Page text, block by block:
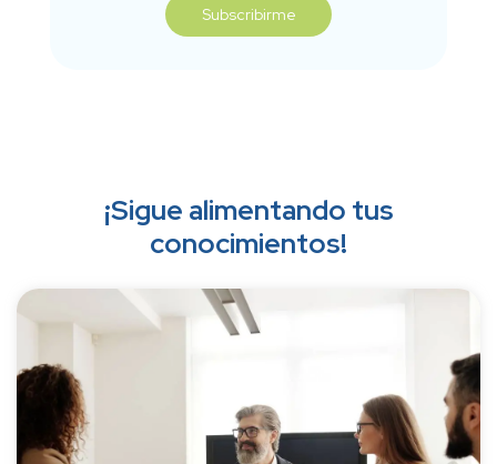
¡Sigue alimentando tus
conocimientos!